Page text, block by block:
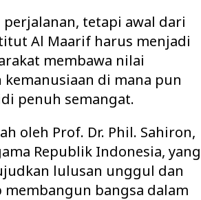
tetapi awal dari
Al Maarif harus menjadi
membawa nilai
di mana pun
penuh semangat.
oleh Prof. Dr. Phil. Sahiron,
Republik Indonesia, yang
lulusan unggul dan
bangsa dalam